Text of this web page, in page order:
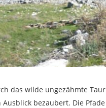
das wilde ungezähmte
bezaubert. Die